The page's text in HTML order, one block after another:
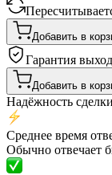
Добавить в
Гарантия
Добавить в
Надёжность сделки
Среднее время
Обычно отвечает